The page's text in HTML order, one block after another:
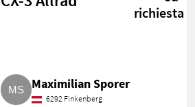
richiesta
Maximilian Sporer
6292 Finkenberg